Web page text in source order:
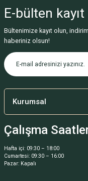
E-bülten kayıt
Bültenimize kayıt olun,
haberiniz olsun!
Kurumsal
Çalışma
Hafta içi: 09:30 – 18:00
Cumartesi: 09:30 – 16:00
Pazar: Kapalı